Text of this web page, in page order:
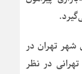
شهر تهران در
تهرانی در نظر